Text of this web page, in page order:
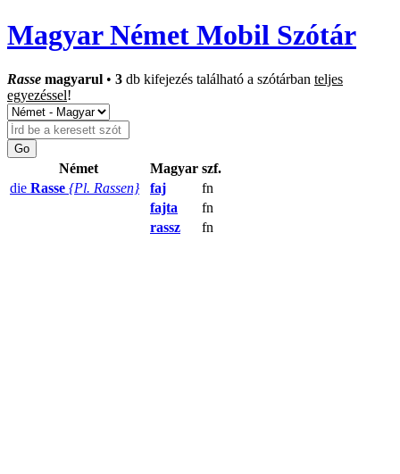
Magyar Német Mobil Szótár
Rasse magyarul • 3 db kifejezés található a szótárban teljes
egyezéssel!
Német Magyar szf.
die Rasse {Pl. Rassen} faj
fn
fajta
fn
rassz
fn